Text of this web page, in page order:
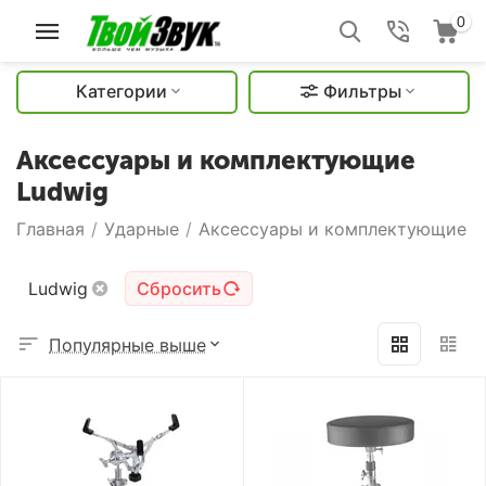
0
Категории Фильтры
Аксессуары и комплектующие
Ludwig
Главная / Ударные / Аксессуары и комплектующие
Ludwig Сбросить
Популярные выше